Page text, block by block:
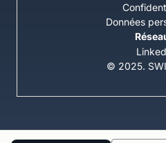
Données
© 2025.